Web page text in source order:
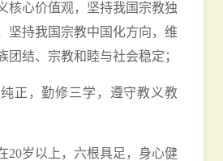
核心价值观，坚持我国宗教独
坚持我国宗教中国化方向，维
团结、宗教和睦与社会稳定；
，勤修三学，遵守教义教
岁以上，六根具足，身心健